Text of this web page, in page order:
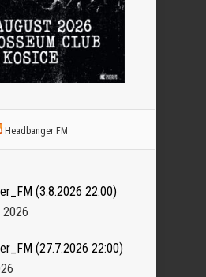
Headbanger FM
(3.8.2026 22:00)
2026
(27.7.2026 22:00)